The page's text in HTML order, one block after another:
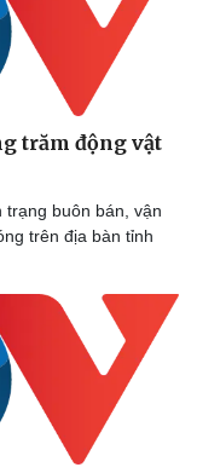
trăm động vật
trạng buôn bán, vận
trên địa bàn tỉnh